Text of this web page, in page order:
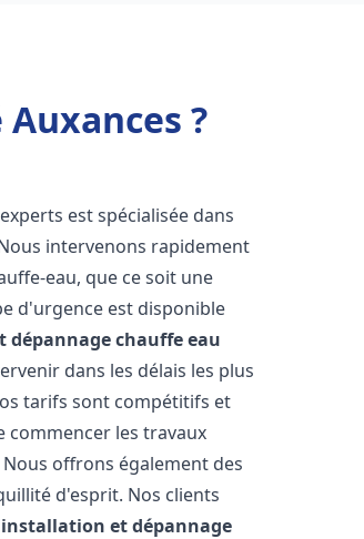
?
est spécialisée dans
intervenons rapidement
eau, que ce soit une
d'urgence est disponible
chauffe eau
dans les délais les plus
tarifs sont compétitifs et
commencer les travaux
Nous offrons également des
d'esprit. Nos clients
installation et dépannage